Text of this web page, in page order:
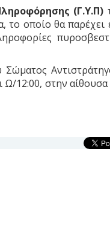
(Γ.Υ.Π)
το οποίο θα παρέχει
Ω/12:00, στην